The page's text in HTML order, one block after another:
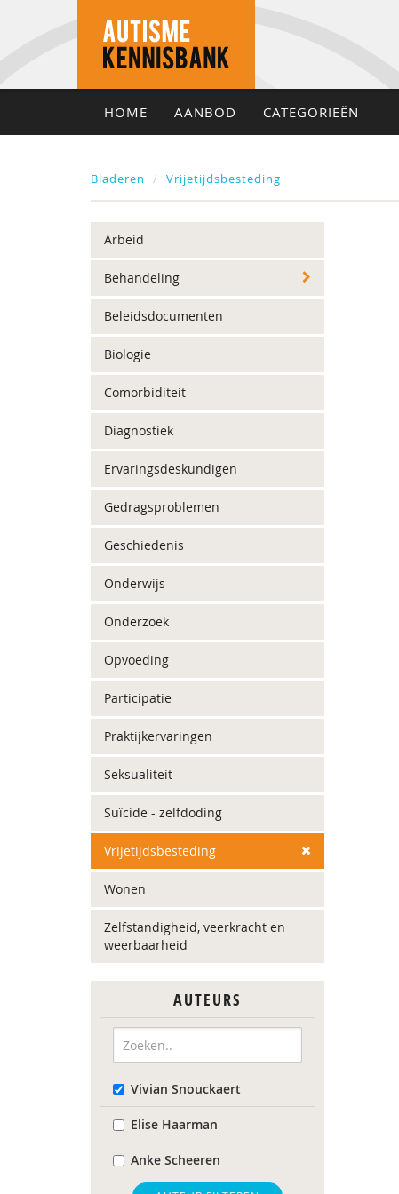
HOME AANBOD CATEGORIEËN
Bladeren Vrijetijdsbesteding
Arbeid
Behandeling
Beleidsdocumenten
Biologie
Comorbiditeit
Diagnostiek
Ervaringsdeskundigen
Gedragsproblemen
Geschiedenis
Onderwijs
Onderzoek
Opvoeding
Participatie
Praktijkervaringen
Seksualiteit
Suïcide - zelfdoding
Vrijetijdsbesteding
Wonen
Zelfstandigheid, veerkracht en
weerbaarheid
AUTEURS
Vivian Snouckaert
Elise Haarman
Anke Scheeren